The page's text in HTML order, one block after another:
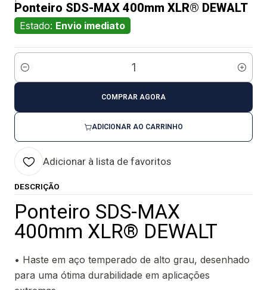
Ponteiro SDS-MAX 400mm XLR® DEWALT
Estado: Envio imediato
Quantidade
ADICIONAR AO CARRINHO
COMPRAR AGORA
Adicionar à lista de favoritos
DESCRIÇÃO
Ponteiro SDS-MAX
400mm XLR® DEWALT
• Haste em aço temperado de alto grau, desenhado
para uma ótima durabilidade em aplicações